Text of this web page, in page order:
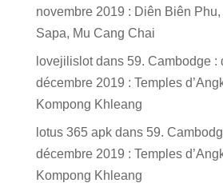
novembre 2019 : Diên Biên
Sapa, Mu Cang Chai
lovejilislotdans 59. Cambodge :
décembre 2019 : Temples
Kompong Khleang
lotus 365 apkdans 59.
décembre 2019 : Temples
Kompong Khleang